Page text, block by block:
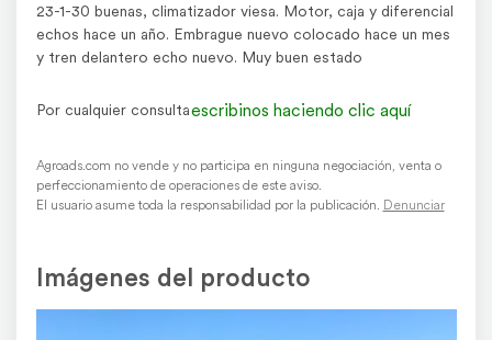
23-1-30 buenas, climatizador viesa. Motor, caja y diferencial
echos hace un año. Embrague nuevo colocado hace un mes
y tren delantero echo nuevo. Muy buen estado
Por cualquier consultaescribinos haciendo clic aquí
Agroads.com no vende y no participa en ninguna negociación, venta o
perfeccionamiento de operaciones de este aviso.
El usuario asume toda la responsabilidad por la publicación. Denunciar
Imágenes del producto